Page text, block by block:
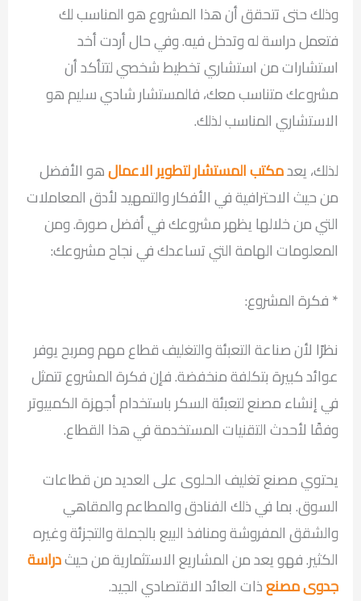
وذلك حتى تتحقق أن هذا المشروع هو المناسب لك
فتعمل دراسة له وتدخل فيه. وفي حال أردت أخد
استشارات من استشاري تخطيط شخصي لتتأكد أن
مشروعك متناسب معك، فالمستشار شادي سليم هو
الاستشاري المناسب لذلك.
لذلك، يعدمكتب المستشار لتطوير الاعمالهو الأفضل
من حيث الاحترافية في الأفكار والتمهيد لأدق المعاملات
التي من خلالها يظهر مشروعك في أفضل صورة. ومن
المعلومات الهامة التي تساعدك في نجاح مشروعك:
* فكرة المشروع:
نظرًا لأن صناعة التعبئة والتغليف قطاع مهم ومربح يوفر
عوائد كبيرة بتكلفة منخفضة. فإن فكرة المشروع تتمثل
في إنشاء مصنع لتعبئة السكر باستخدام أجهزة الكمبيوتر
وفقًا لأحدث التقنيات المستخدمة في هذا القطاع.
يحتوي مصنع تغليف الحلوى على العديد من قطاعات
السوق. بما في ذلك الفنادق والمطاعم والمقاهي
والشقق المفروشة ومنافذ البيع بالجملة والتجزئة وغيره
الكثير. فهو يعد من المشاريع الاستثمارية من حيثدراسة
جدوى مصنعذات العائد الاقتصادي الجيد.